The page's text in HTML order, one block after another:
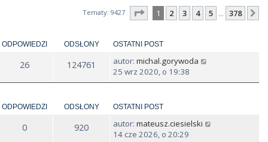
Tematy: 9427 Strona1 z378
1 2 3 4 5 378
ODPOWIEDZI ODSŁONY OSTATNI POST
26 124761 autor: michal.gorywoda
25 wrz 2020, o 19:38
ODPOWIEDZI ODSŁONY OSTATNI POST
0 920 autor: mateusz.ciesielski
14 cze 2026, o 20:29